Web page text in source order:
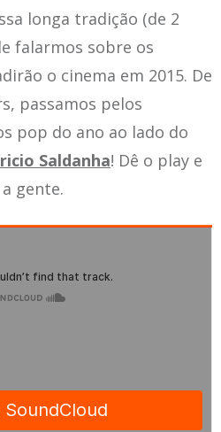
longa tradição (de 2
falarmos sobre os
o cinema em 2015. De
passamos pelos
pop do ano ao lado do
Saldanha! Dê o play e
gente.